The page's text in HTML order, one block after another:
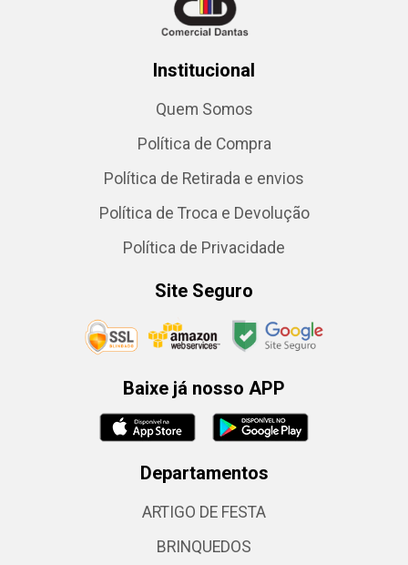
Institucional
Quem Somos
Política de Compra
Política de Retirada e envios
Política de Troca e Devolução
Política de Privacidade
Site Seguro
Baixe já nosso APP
Departamentos
ARTIGO DE FESTA
BRINQUEDOS